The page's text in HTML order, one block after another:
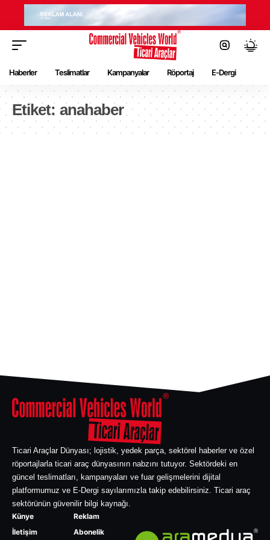
Haberler Teslimatlar Kampanyalar Röportaj E-Dergi
Etiket: anahaber
Ticari Araçlar Dünyası; lojistik, yedek parça, sektörel haberler ve özel
röportajlarla ticari araç dünyasının nabzını tutuyor. Sektördeki en
güncel teslimatları, kampanyaları ve fuar gelişmelerini dijital
platformumuz ve E-Dergi sayılarımızla takip edebilirsiniz. Ticari araç
sektörünün güvenilir bilgi kaynağı.
Künye
İletişim
Reklam
Abonelik